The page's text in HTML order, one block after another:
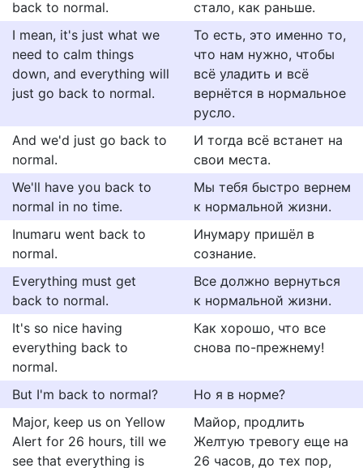
back to normal.
стало, как раньше.
I mean, it's just what we
need to calm things
down, and everything will
just go back to normal.
То есть, это именно то,
что нам нужно, чтобы
всё уладить и всё
вернётся в нормальное
русло.
And we'd just go back to
normal.
И тогда всё встанет на
свои места.
We'll have you back to
normal in no time.
Мы тебя быстро вернем
к нормальной жизни.
Inumaru went back to
normal.
Инумару пришёл в
сознание.
Everything must get
back to normal.
Все должно вернуться
к нормальной жизни.
It's so nice having
everything back to
normal.
Как хорошо, что все
снова по-прежнему!
But I'm back to normal?
Но я в норме?
Major, keep us on Yellow
Alert for 26 hours, till we
see that everything is
Майор, продлить
Желтую тревогу еще на
26 часов, до тех пор,